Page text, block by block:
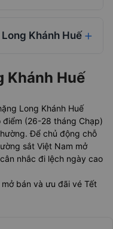
Khánh Huế
Khánh Huế
Long Khánh Huế
(26-28 tháng Chạp)
Để chủ động chỗ
sắt Việt Nam mở
nhắc đi lệch ngày cao
bán và ưu đãi vé Tết